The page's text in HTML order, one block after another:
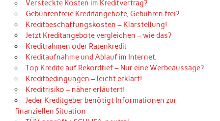
Versteckte Kosten im Kreditvertrag?
Gebührenfreie Kreditangebote, Gebühren frei?
Kreditbeschaffungskosten – Klarstellung!
Jetzt Kreditangebote vergleichen – wie das?
Kreditrahmen oder Ratenkredit
Kreditaufnahme und Ablauf im Internet.
Top Kredite auf Rekordtief – Nur eine Werbeaussage?
Kreditbedingungen – leicht erklärt!
Kreditrisiko – näher erläutert!
Jeder Kreditgeber benötigt Informationen zur
finanziellen Situation